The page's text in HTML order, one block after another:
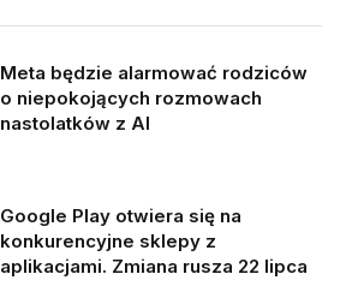
Meta będzie alarmować rodziców
o niepokojących rozmowach
nastolatków z AI
Google Play otwiera się na
konkurencyjne sklepy z
aplikacjami. Zmiana rusza 22 lipca